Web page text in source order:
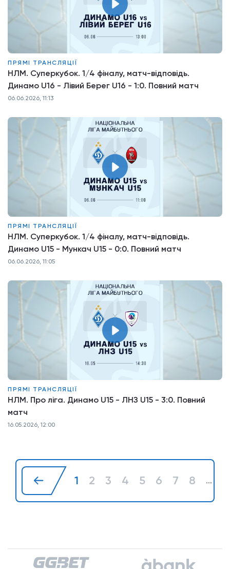
ПРЯМІ ТРАНСЛЯЦІЇ
НЛМ. Суперкубок. 1/4 фіналу, матч-відповідь.
Динамо U16 - Лівий Берег U16 - 1:0. Повний матч
06.06.2026, 11:13
ПРЯМІ ТРАНСЛЯЦІЇ
НЛМ. Суперкубок. 1/4 фіналу, матч-відповідь.
Динамо U15 - Мункач U15 - 0:0. Повний матч
06.06.2026, 11:05
ПРЯМІ ТРАНСЛЯЦІЇ
НЛМ. Про ліга. Динамо U15 - ЛНЗ U15 - 3:0. Повний
матч
16.05.2026, 12:00
1 2 3 4 5 6 7 8 ...